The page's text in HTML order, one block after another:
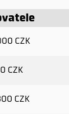
CZK
CZK
CZK